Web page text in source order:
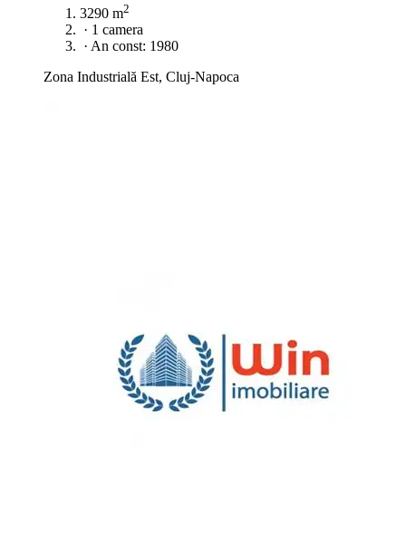
3290 m2
· 1 camera
· An const: 1980
Zona Industrială Est, Cluj-Napoca